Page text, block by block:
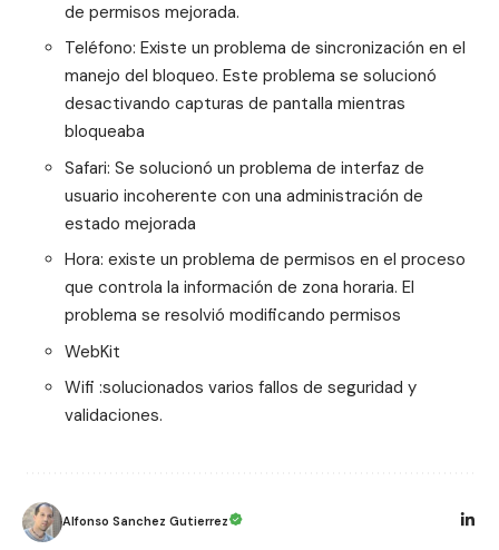
de permisos mejorada.
Teléfono: Existe un problema de sincronización en el
manejo del bloqueo. Este problema se solucionó
desactivando capturas de pantalla mientras
bloqueaba
Safari: Se solucionó un problema de interfaz de
usuario incoherente con una administración de
estado mejorada
Hora: existe un problema de permisos en el proceso
que controla la información de zona horaria. El
problema se resolvió modificando permisos
WebKit
Wifi :solucionados varios fallos de seguridad y
validaciones.
Alfonso Sanchez Gutierrez